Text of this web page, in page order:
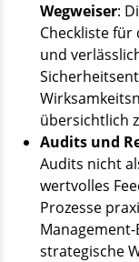
Wegweiser:
Checkliste für
und
übersichtlich
Audits und
Audits nicht
wertvolles
Prozesse
strategische